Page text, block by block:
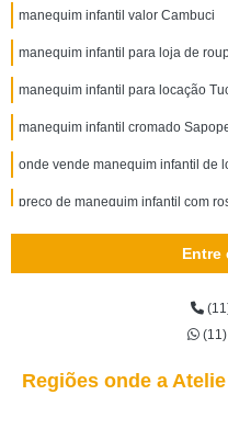
manequim infantil valor Cambuci
manequim infantil para loja de
manequim infantil para locação
manequim infantil cromado
onde vende manequim infantil de
preço de manequim infantil com
onde vende manequim infantil
manequim infantil para locação
onde vende manequim infantil
Entre
Regiões onde a